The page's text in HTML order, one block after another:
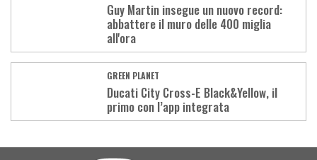
Guy Martin insegue un nuovo record:
abbattere il muro delle 400 miglia
all'ora
GREEN PLANET
Ducati City Cross-E Black&Yellow, il
primo con l’app integrata
More